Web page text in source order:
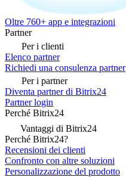
Oltre 760+ app e integrazioni
Partner
Per i clienti
Elenco partner
Richiedi una consulenza partner
Per i partner
Diventa partner di Bitrix24
Partner login
Perché Bitrix24
Vantaggi di Bitrix24
Perché Bitrix24?
Recensioni dei clienti
Confronto con altre soluzioni
Personalizzazione del prodotto